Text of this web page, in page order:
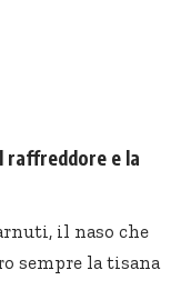
raffreddore e la
il naso che
sempre la tisana